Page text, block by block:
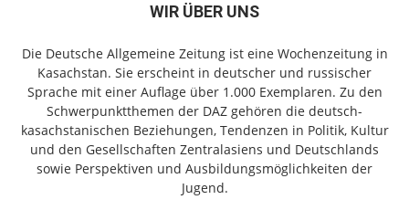
WIR ÜBER UNS
Die Deutsche Allgemeine Zeitung ist eine Wochenzeitung in
Kasachstan. Sie erscheint in deutscher und russischer
Sprache mit einer Auflage über 1.000 Exemplaren. Zu den
Schwerpunktthemen der DAZ gehören die deutsch-
kasachstanischen Beziehungen, Tendenzen in Politik, Kultur
und den Gesellschaften Zentralasiens und Deutschlands
sowie Perspektiven und Ausbildungsmöglichkeiten der
Jugend.